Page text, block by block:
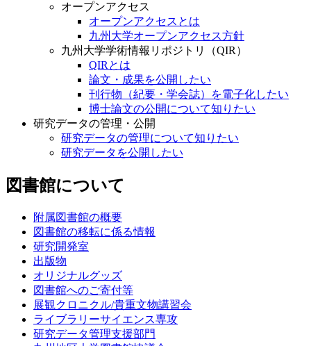
オープンアクセス
オープンアクセスとは
九州大学オープンアクセス方針
九州大学学術情報リポジトリ（QIR）
QIRとは
論文・成果を公開したい
刊行物（紀要・学会誌）を電子化したい
博士論文の公開について知りたい
研究データの管理・公開
研究データの管理について知りたい
研究データを公開したい
図書館について
附属図書館の概要
図書館の移転に係る情報
研究開発室
出版物
オリジナルグッズ
図書館へのご寄付等
展観クロニクル/貴重文物講習会
ライブラリーサイエンス専攻
研究データ管理支援部門